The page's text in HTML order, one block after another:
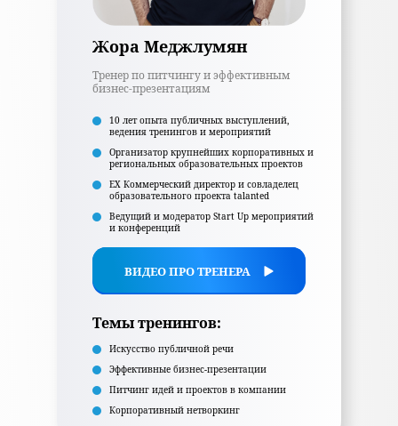
Жора Меджлумян
Темы тренингов:
Искусство публичной речи
Эффективные бизнес-презентации
Питчинг идей и проектов в компании
Корпоративный нетворкинг
Тренер по питчингу и эффективным
бизнес-презентациям
10 лет опыта публичных выступлений,
ведения тренингов и мероприятий
Организатор крупнейших корпоративных и
региональных образовательных проектов
EX Коммерческий директор и совладелец
образовательного проекта talanted
Ведущий и модератор Start Up мероприятий
и конференций
ВИДЕО ПРО ТРЕНЕРА